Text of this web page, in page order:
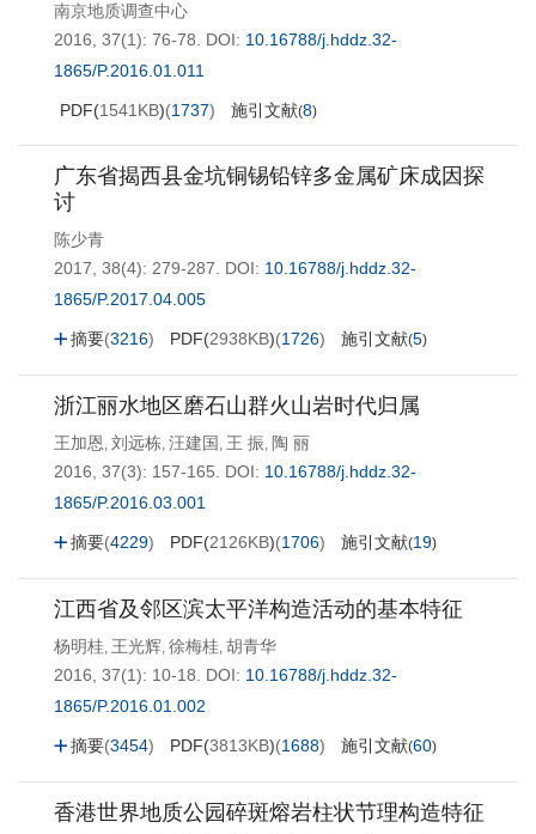
南京地质调查中心
2016, 37(1): 76-78.
DOI: 10.16788/j.hddz.32-
1865/P.2016.01.011
PDF(1541KB)(1737) 施引文献(8)
广东省揭西县金坑铜锡铅锌多金属矿床成因探
讨
陈少青
2017, 38(4): 279-287.
DOI: 10.16788/j.hddz.32-
1865/P.2017.04.005
摘要(3216) PDF(2938KB)(1726) 施引文献(5)
浙江丽水地区磨石山群火山岩时代归属
王加恩 , 刘远栋, 汪建国 , 王 振, 陶 丽
2016, 37(3): 157-165.
DOI: 10.16788/j.hddz.32-
1865/P.2016.03.001
摘要(4229) PDF(2126KB)(1706) 施引文献(19)
江西省及邻区滨太平洋构造活动的基本特征
杨明桂, 王光辉, 徐梅桂, 胡青华
2016, 37(1): 10-18.
DOI: 10.16788/j.hddz.32-
1865/P.2016.01.002
摘要(3454) PDF(3813KB)(1688) 施引文献(60)
香港世界地质公园碎斑熔岩柱状节理构造特征